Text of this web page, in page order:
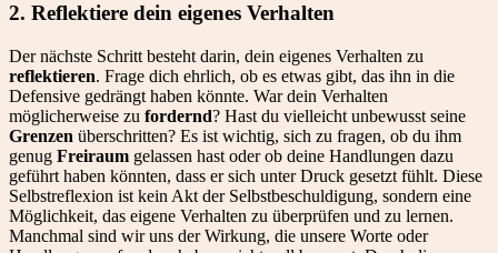
2. Reflektiere dein eigenes Verhalten
Der nächste Schritt besteht darin, dein eigenes Verhalten zu
reflektieren. Frage dich ehrlich, ob es etwas gibt, das ihn in die
Defensive gedrängt haben könnte. War dein Verhalten
möglicherweise zu fordernd? Hast du vielleicht unbewusst seine
Grenzen überschritten? Es ist wichtig, sich zu fragen, ob du ihm
genug Freiraum gelassen hast oder ob deine Handlungen dazu
geführt haben könnten, dass er sich unter Druck gesetzt fühlt. Diese
Selbstreflexion ist kein Akt der Selbstbeschuldigung, sondern eine
Möglichkeit, das eigene Verhalten zu überprüfen und zu lernen.
Manchmal sind wir uns der Wirkung, die unsere Worte oder